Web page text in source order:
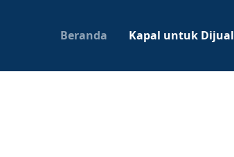
Beranda Kapal untuk Dijual